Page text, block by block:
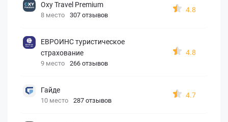
Oxy Travel Premium
8 место 307 отзывов
4.8
ЕВРОИНС туристическое
страхование
9 место 266 отзывов
4.8
Гайде
10 место 287 отзывов
4.7